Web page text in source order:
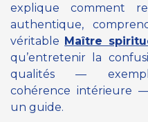
explique comment
authentique,
véritable Maître
qu’entretenir la
qualités —
cohérence intérieure
un guide.